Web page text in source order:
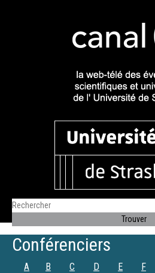
Conférenciers
A B C D E F